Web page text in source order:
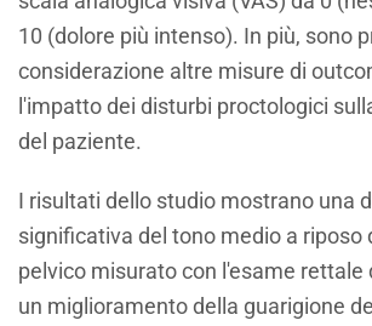
10 (dolore più intenso). In più, sono
considerazione altre misure di
l'impatto dei disturbi proctologici
del paziente.
I risultati dello studio mostrano una
significativa del tono medio a riposo
pelvico misurato con l'esame rettale
un miglioramento della guarigione